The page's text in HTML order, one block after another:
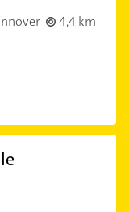
4,4 km